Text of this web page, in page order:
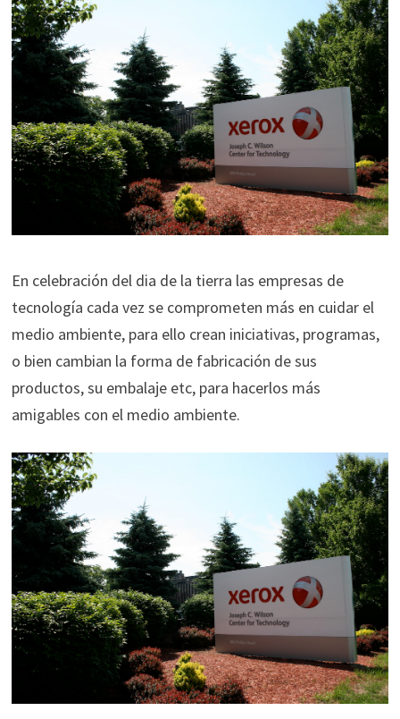
En celebración del dia de la tierra las empresas de
tecnología cada vez se comprometen más en cuidar el
medio ambiente, para ello crean iniciativas, programas,
o bien cambian la forma de fabricación de sus
productos, su embalaje etc, para hacerlos más
amigables con el medio ambiente.